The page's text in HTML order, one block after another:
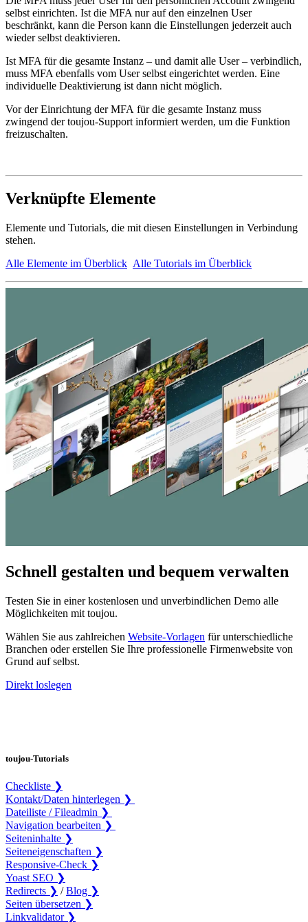
selbst einrichten. Ist die MFA nur auf den einzelnen User
beschränkt, kann die Person kann die Einstellungen jederzeit auch
wieder selbst deaktivieren.
Ist MFA für die gesamte Instanz – und damit alle User – verbindlich,
muss MFA ebenfalls vom User selbst eingerichtet werden. Eine
individuelle Deaktivierung ist dann nicht möglich.
Vor der Einrichtung der MFA für die gesamte Instanz muss
zwingend der toujou-Support informiert werden, um die Funktion
freizuschalten.
Verknüpfte Elemente
Elemente und Tutorials, die mit diesen Einstellungen in Verbindung
stehen.
Alle Elemente im Überblick Alle Tutorials im Überblick
Schnell gestalten und bequem verwalten
Testen Sie in einer kostenlosen und unverbindlichen Demo alle
Möglichkeiten mit toujou.
Wählen Sie aus zahlreichen Website-Vorlagen für unterschiedliche
Branchen oder erstellen Sie Ihre professionelle Firmenwebsite von
Grund auf selbst.
Direkt loslegen
toujou-Tutorials
Checkliste ❯
Kontakt/Daten hinterlegen ❯
Dateiliste / Fileadmin ❯
Navigation bearbeiten ❯
Seiteninhalte ❯
Seiteneigenschaften ❯
Responsive-Check ❯
Yoast SEO ❯
Redirects ❯ /Blog ❯
Seiten übersetzen ❯
Linkvalidator ❯